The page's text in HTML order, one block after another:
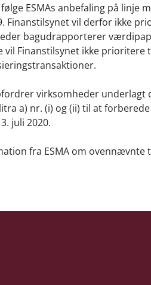
ESMAs anbefaling på
Finanstilsynet vil derfor ikke
bagudrapporterer
vil Finanstilsynet ikke prioritere
virksomheder underlagt
a) nr. (i) og (ii) til at
juli 2020.
fra ESMA om ovennævnte